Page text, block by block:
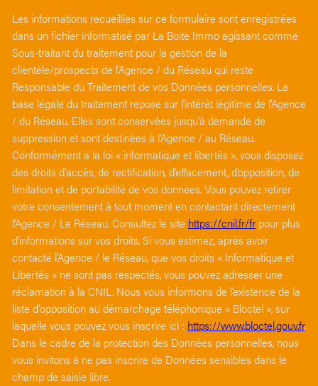
Les informations recueillies sur ce formulaire sont enregistrées
dans un fichier informatisé par La Boite Immo agissant comme
Sous-traitant du traitement pour la gestion de la
clientèle/prospects de l'Agence / du Réseau qui reste
Responsable du Traitement de vos Données personnelles. La
base légale du traitement repose sur l'intérêt légitime de l'Agence
/ du Réseau. Elles sont conservées jusqu'à demande de
suppression et sont destinées à l'Agence / au Réseau.
Conformément à la loi « informatique et libertés », vous disposez
des droits d’accès, de rectification, d’effacement, d’opposition, de
limitation et de portabilité de vos données. Vous pouvez retirer
votre consentement à tout moment en contactant directement
l’Agence / Le Réseau. Consultez le site https://cnil.fr/fr pour plus
d’informations sur vos droits. Si vous estimez, après avoir
contacté l'Agence / le Réseau, que vos droits « Informatique et
Libertés » ne sont pas respectés, vous pouvez adresser une
réclamation à la CNIL. Nous vous informons de l’existence de la
liste d'opposition au démarchage téléphonique « Bloctel », sur
laquelle vous pouvez vous inscrire ici : https://www.bloctel.gouv.fr.
Dans le cadre de la protection des Données personnelles, nous
vous invitons à ne pas inscrire de Données sensibles dans le
champ de saisie libre.